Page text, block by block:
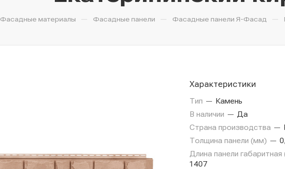
Фасадные материалы — Фасадные панели — Фасадные панели Я-Фасад —
Характеристики
Тип — Камень
В наличии — Да
Страна производства —
Толщина панели (мм) —
Длина панели
1407